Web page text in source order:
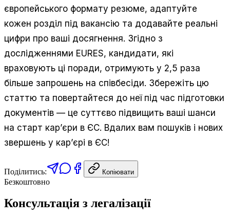
європейського формату резюме, адаптуйте
кожен розділ під вакансію та додавайте реальні
цифри про ваші досягнення. Згідно з
дослідженнями EURES, кандидати, які
враховують ці поради, отримують у 2,5 раза
більше запрошень на співбесіди. Збережіть цю
статтю та повертайтеся до неї під час підготовки
документів — це суттєво підвищить ваші шанси
на старт кар’єри в ЄС. Вдалих вам пошуків і нових
звершень у кар’єрі в ЄС!
Поділитись: Копіювати
Безкоштовно
Консультація з легалізації